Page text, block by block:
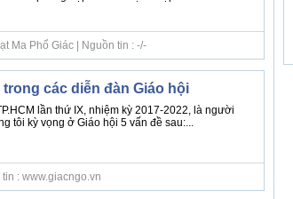
Ma Phổ Giác | Nguồn tin : -/-
các diễn đàn Giáo hội
lần thứ IX, nhiệm kỳ 2017-2022, là người
tôi kỳ vọng ở Giáo hội 5 vấn đề sau:...
: www.giacngo.vn